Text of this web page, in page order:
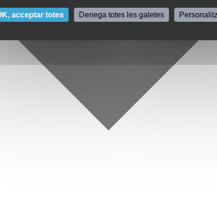
acceptar totes Denega totes les galetes